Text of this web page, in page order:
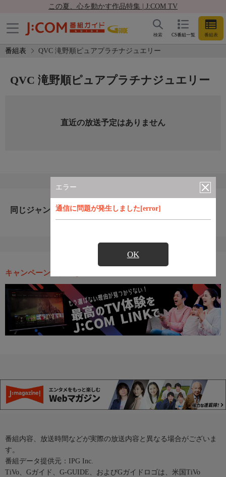
この夏、心を動かす作品特集 | J:COM TV
CS番組一覧 番組表
検索
番組表 QVC 滝野順ピュアプラチナジュエリー
エラー
通信に問題が発生しました[error]
OK
QVC 滝野順ピュアプラチナジュエリー
直近の放送予定はありません
同じジャンルのおすすめ番組
キャンペーン・お得な情報
番組内容、放送時間などが実際の放送内容と異なる場合がございま
す。
番組データ提供元：IPG Inc.
TiVo、Gガイド、G-GUIDE、およびGガイドロゴは、米国TiVo